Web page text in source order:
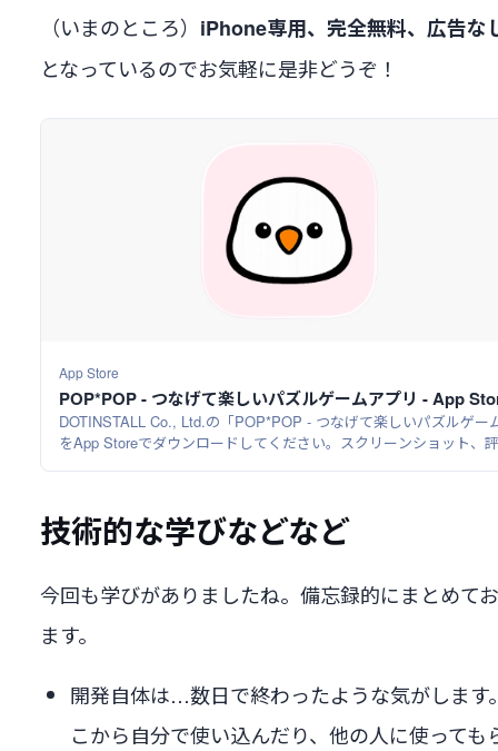
（いまのところ） iPhone専用、完全無料、広告な
となっているのでお気軽に是非どうぞ！
App Store
POP*POP - つなげて楽しいパズルゲームアプリ - App
DOTINSTALL Co., Ltd.の「POP*POP - つなげて楽しいパズルゲー
をApp Storeでダウンロードしてください。スクリーンショット、
技術的な学びなどなど
今回も学びがありましたね。備忘録的にまとめて
ます。
開発自体は…数日で終わったような気がします
こから自分で使い込んだり、他の人に使っても